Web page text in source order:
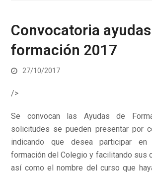
Convocatoria
formación 2017
27/10/2017
/>
Se convocan las Ayudas de
solicitudes se pueden presentar por
indicando que desea participar
formación del Colegio y facilitando sus
así como el nombre del curso que